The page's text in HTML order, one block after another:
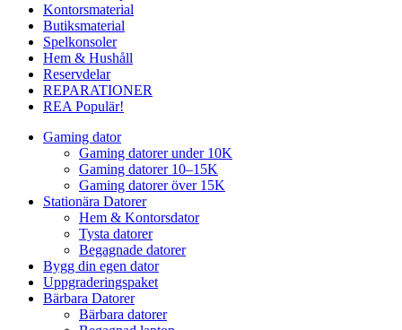
Kontorsmaterial
Butiksmaterial
Spelkonsoler
Hem & Hushåll
Reservdelar
REPARATIONER
REA Populär!
Gaming dator
Gaming datorer under 10K
Gaming datorer 10–15K
Gaming datorer över 15K
Stationära Datorer
Hem & Kontorsdator
Tysta datorer
Begagnade datorer
Bygg din egen dator
Uppgraderingspaket
Bärbara Datorer
Bärbara datorer